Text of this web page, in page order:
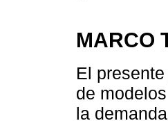
MARCO
El
de
la